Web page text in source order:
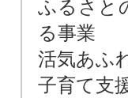
ふるさと
る事業
活気あふ
子育て支